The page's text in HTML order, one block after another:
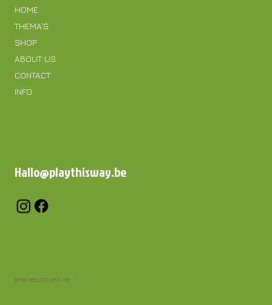
HOME
THEMA'S
SHOP
ABOUT US
CONTACT
INFO
Hallo@playthisway.be
BTW BE0723 953 461